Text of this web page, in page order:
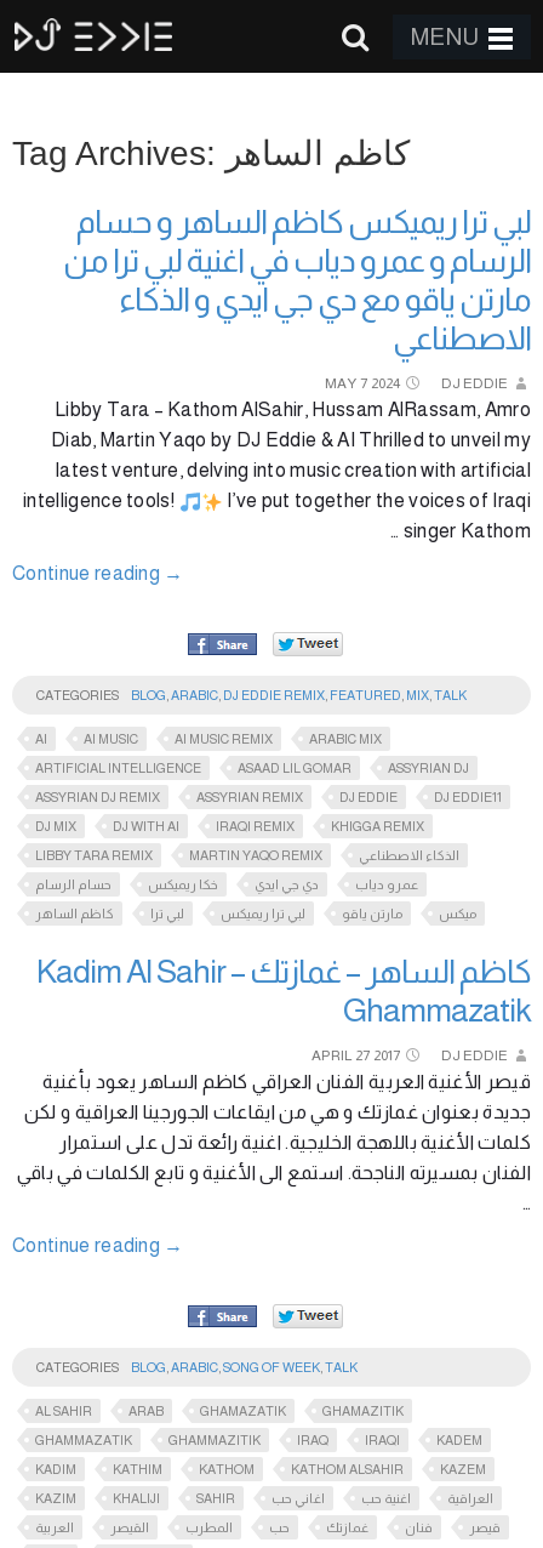
MENU
Tag Archives: كاظم الساهر
لبي ترا ريميكس كاظم الساهر و حسام
الرسام و عمرو دياب في اغنية لبي ترا من
مارتن ياقو مع دي جي ايدي و الذكاء
الاصطناعي
MAY 7 2024 DJ EDDIE
Libby Tara – Kathom AlSahir, Hussam AlRassam, Amro
Diab, Martin Yaqo by DJ Eddie & AI Thrilled to unveil my
latest venture, delving into music creation with artificial
intelligence tools!
I’ve put together the voices of Iraqi
singer Kathom …
Continue reading →
CATEGORIES BLOG ARABIC DJ EDDIE REMIX FEATURED MIX TALK
AI AI MUSIC AI MUSIC REMIX
ARABIC MIX
ARTIFICIAL INTELLIGENCE
ASAAD LIL GOMAR
ASSYRIAN DJ
ASSYRIAN DJ REMIX
ASSYRIAN REMIX DJ EDDIE
DJ EDDIE11
DJ MIX
DJ WITH AI IRAQI REMIX
KHIGGA REMIX
LIBBY TARA REMIX
MARTIN YAQO REMIX
الذكاء الاصطناعي
حسام الرسام
خكا ريميكس دي جي ايدي
عمرو دياب
كاظم الساهر
لبي ترا لبي ترا ريميكس مارتن ياقو ميكس
كاظم الساهر – غمازتك Kadim Al Sahir –
Ghammazatik
APRIL 27 2017 DJ EDDIE
قيصر الأغنية العربية الفنان العراقي كاظم الساهر يعود بأغنية
جديدة بعنوان غمازتك و هي من ايقاعات الجورجينا العراقية و لكن
كلمات الأغنية باللهجة الخليجية. اغنية رائعة تدل على استمرار
الفنان بمسيرته الناجحة. استمع الى الأغنية و تابع الكلمات في باقي
…
Continue reading →
CATEGORIES BLOG ARABIC SONG OF WEEK TALK
AL SAHIR ARAB GHAMAZATIK
GHAMAZITIK
GHAMMAZATIK
GHAMMAZITIK IRAQ IRAQI
KADEM
KADIM
KATHIM KATHOM KATHOM ALSAHIR
KAZEM
KAZIM
KHALIJI SAHIR اغاني حب اغنية حب
العراقية
العربية
القيصر المطرب حب غمازتك فنان
قيصر